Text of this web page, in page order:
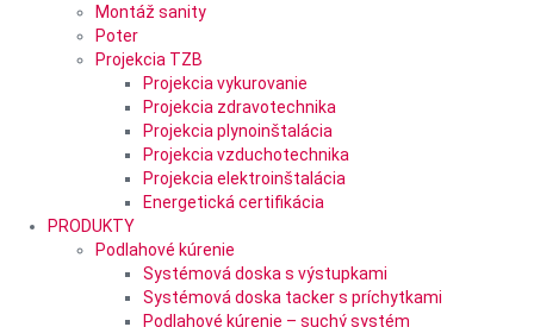
Montáž sanity
Poter
Projekcia TZB
Projekcia vykurovanie
Projekcia zdravotechnika
Projekcia plynoinštalácia
Projekcia vzduchotechnika
Projekcia elektroinštalácia
Energetická certifikácia
PRODUKTY
Podlahové kúrenie
Systémová doska s výstupkami
Systémová doska tacker s príchytkami
Podlahové kúrenie – suchý systém